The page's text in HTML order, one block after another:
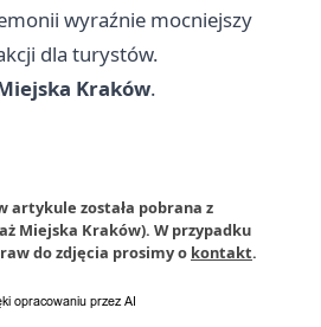
wyraźnie mocniejszy
dla turystów.
Kraków.
została pobrana z
Miejska Kraków). W przypadku
do zdjęcia prosimy o kontakt.